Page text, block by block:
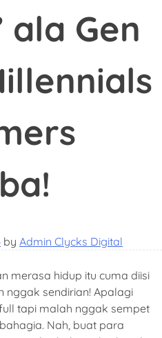
ala Gen
by Admin Clycks Digital
merasa hidup itu cuma diisi
nggak sendirian! Apalagi
tapi malah nggak sempet
Nah, buat para